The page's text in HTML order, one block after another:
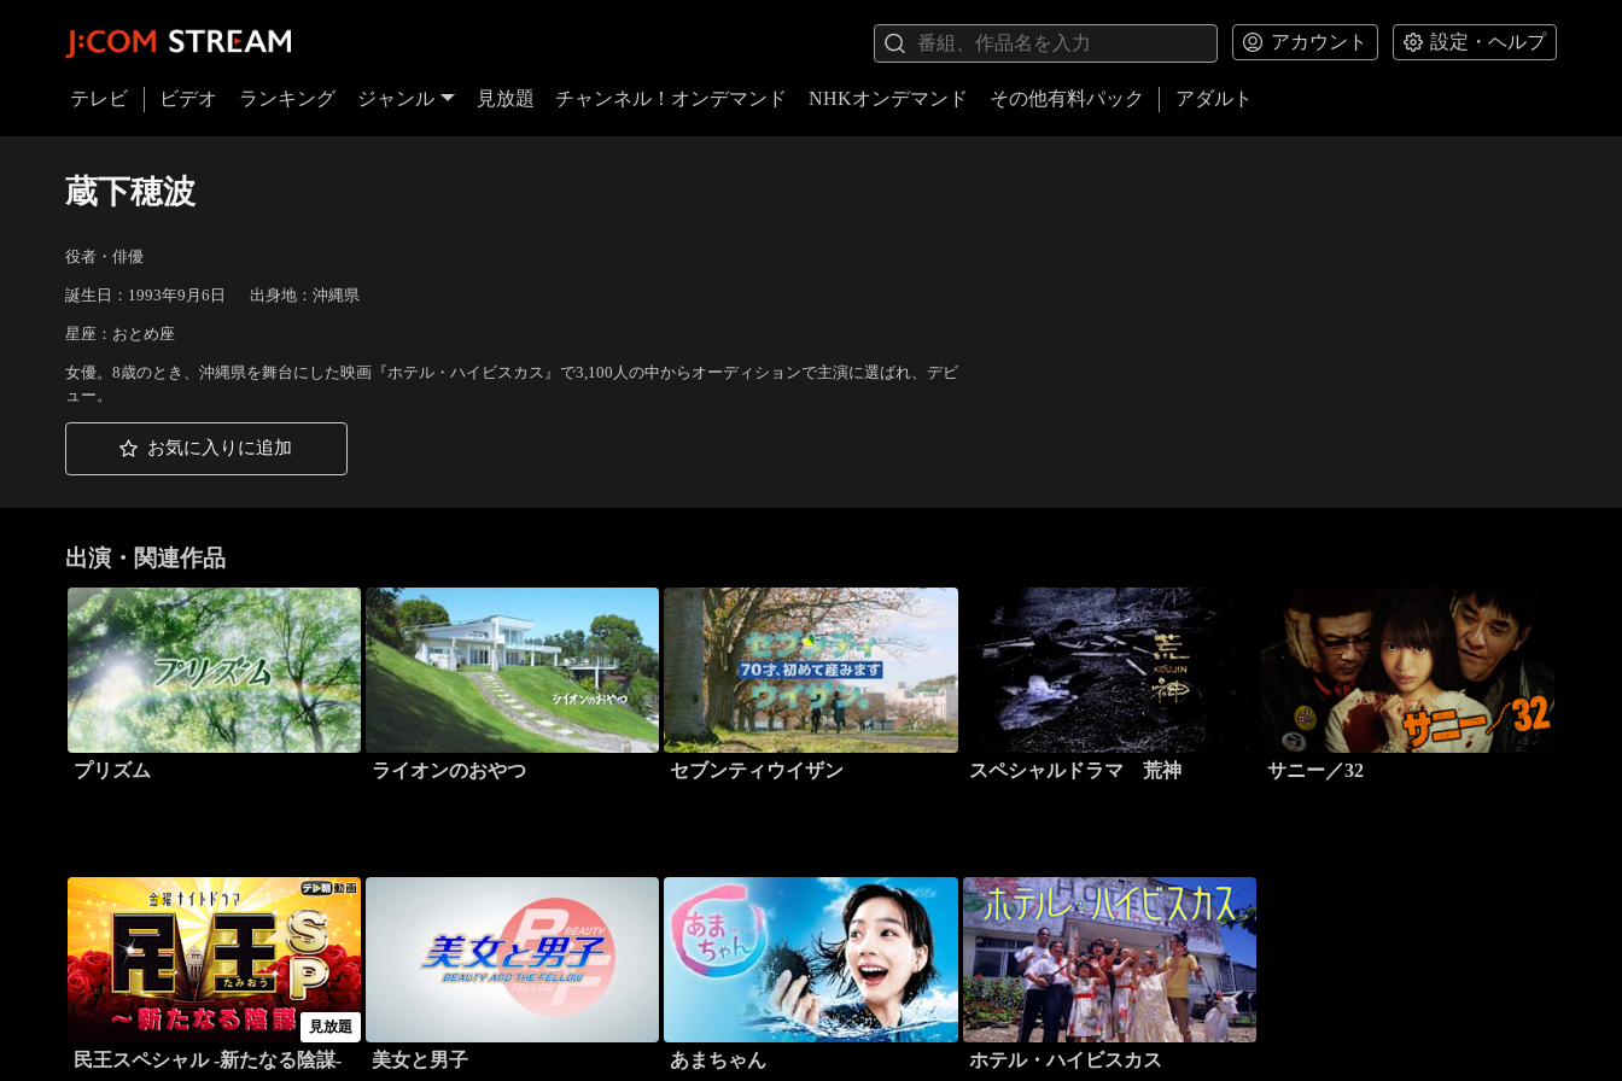
アカウント 設定・ヘルプ
テレビ ビデオ ランキング ジャンル 見放題 チャンネル！オンデマンド NHKオンデマンド その他有料パック アダルト
蔵下穂波
役者・俳優
誕生日：1993年9月6日 出身地：沖縄県
星座：おとめ座
女優。8歳のとき、沖縄県を舞台にした映画『ホテル・ハイビスカス』で3,100人の中からオーディションで主演に選ばれ、デビ
ュー。
お気に入りに追加
出演・関連作品
プリズム ライオンのおやつ セブンティウイザン スペシャルドラマ 荒神 サニー／32
見放題
民王スペシャル -新たなる陰謀- 美女と男子 あまちゃん ホテル・ハイビスカス